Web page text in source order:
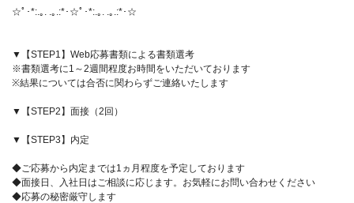
☆ﾟ･*:.｡. .｡.:*･☆ﾟ･*:.｡. .｡.:*･☆
▼【STEP1】Web応募書類による書類選考
※書類選考に1～2週間程度お時間をいただいております
※結果については合否に関わらずご連絡いたします
▼【STEP2】面接（2回）
▼【STEP3】内定
◆ご応募から内定までは1ヵ月程度を予定しております
◆面接日、入社日はご相談に応じます。お気軽にお問い合わせください
◆応募の秘密厳守します